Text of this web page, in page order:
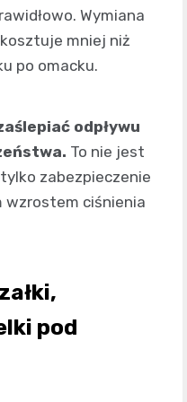
Wymiana
mniej niż
po omacku.
odpływu
To nie jest
tylko zabezpieczenie
wzrostem ciśnienia
pod